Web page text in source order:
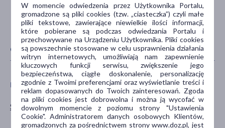
CECHY PRODUKTU
FILTRY PRZECIWSŁONECZNE
SPF 50+
PŁEĆ
Mężczyzna
Kobieta
W momencie odwiedzenia przez Użytkownika Portalu,
gromadzone są pliki cookies (tzw. „ciasteczka”) czyli małe
pliki tekstowe, zawierające niewielkie ilości informacji,
które pobierane są podczas odwiedzania Portalu i
przechowywane na Urządzeniu Użytkownika. Pliki cookies
są powszechnie stosowane w celu usprawnienia działania
witryn internetowych, umożliwiają nam zapewnienie
kluczowych funkcji serwisu, zwiększenie jego
bezpieczeństwa, ciągłe doskonalenie, personalizację
zgodnie z Twoimi preferencjami oraz wyświetlanie treści i
reklam dopasowanych do Twoich zainteresowań. Zgoda
na pliki cookies jest dobrowolna i można ją wycofać w
dowolnym momencie z poziomu strony "Ustawienia
Cookie". Administratorem danych osobowych Klientów,
gromadzonych za pośrednictwem strony www.doz.pl, jest